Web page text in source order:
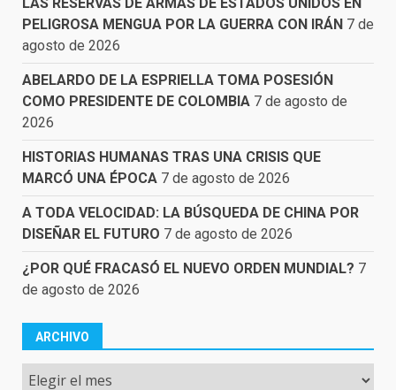
LAS RESERVAS DE ARMAS DE ESTADOS UNIDOS EN
PELIGROSA MENGUA POR LA GUERRA CON IRÁN 7 de
agosto de 2026
ABELARDO DE LA ESPRIELLA TOMA POSESIÓN
COMO PRESIDENTE DE COLOMBIA 7 de agosto de
2026
HISTORIAS HUMANAS TRAS UNA CRISIS QUE
MARCÓ UNA ÉPOCA 7 de agosto de 2026
A TODA VELOCIDAD: LA BÚSQUEDA DE CHINA POR
DISEÑAR EL FUTURO 7 de agosto de 2026
¿POR QUÉ FRACASÓ EL NUEVO ORDEN MUNDIAL? 7
de agosto de 2026
ARCHIVO
Archivo